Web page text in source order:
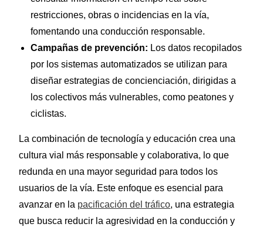
restricciones, obras o incidencias en la vía,
fomentando una conducción responsable.
Campañas de prevención: Los datos recopilados
por los sistemas automatizados se utilizan para
diseñar estrategias de concienciación, dirigidas a
los colectivos más vulnerables, como peatones y
ciclistas.
La combinación de tecnología y educación crea una
cultura vial más responsable y colaborativa, lo que
redunda en una mayor seguridad para todos los
usuarios de la vía. Este enfoque es esencial para
avanzar en la pacificación del tráfico, una estrategia
que busca reducir la agresividad en la conducción y